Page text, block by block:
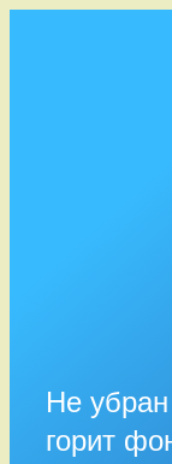
Не
горит